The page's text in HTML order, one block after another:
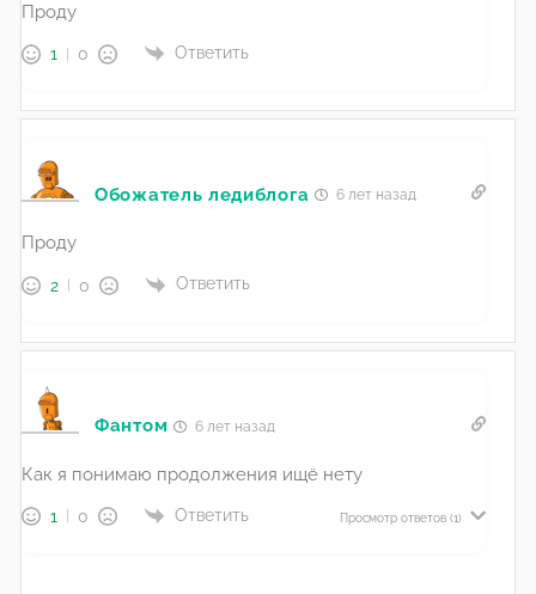
Проду
1 0 Ответить
Обожатель ледиблога 6 лет назад
Проду
2 0 Ответить
Фантом 6 лет назад
Как я понимаю продолжения ищё нету
1 0 Ответить Просмотр ответов (1)